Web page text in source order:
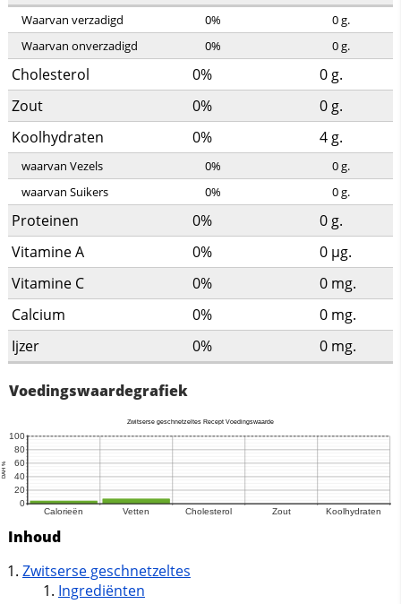
Waarvan verzadigd 0% 0g.
Waarvan onverzadigd
0% 0g.
Cholesterol 0% 0 g.
Zout
0% 0 g.
Koolhydraten
0% 4 g.
waarvan Vezels 0% 0g.
waarvan Suikers
0% 0g.
Proteinen 0% 0 g.
Vitamine A
0% 0 µg.
Vitamine C
0% 0 mg.
Calcium
0% 0 mg.
Ijzer
0% 0 mg.
Voedingswaardegrafiek
Inhoud
Zwitserse geschnetzeltes
Ingrediënten